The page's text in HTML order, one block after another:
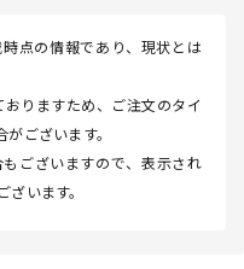
点の情報であり、現状とは
りますため、ご注文のタイ
ございます。
ございますので、表示され
います。